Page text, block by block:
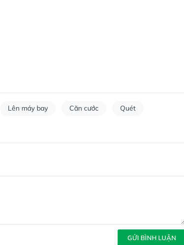
Lên máy bay Căn cước Quét
GỬI BÌNH LUẬN